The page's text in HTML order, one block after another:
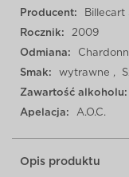
Producent:
Billecart
Rocznik:
2009
Odmiana:
Smak:
wytrawne ,
Zawartość alkoholu:
Apelacja:
A.O.C.
Opis produktu